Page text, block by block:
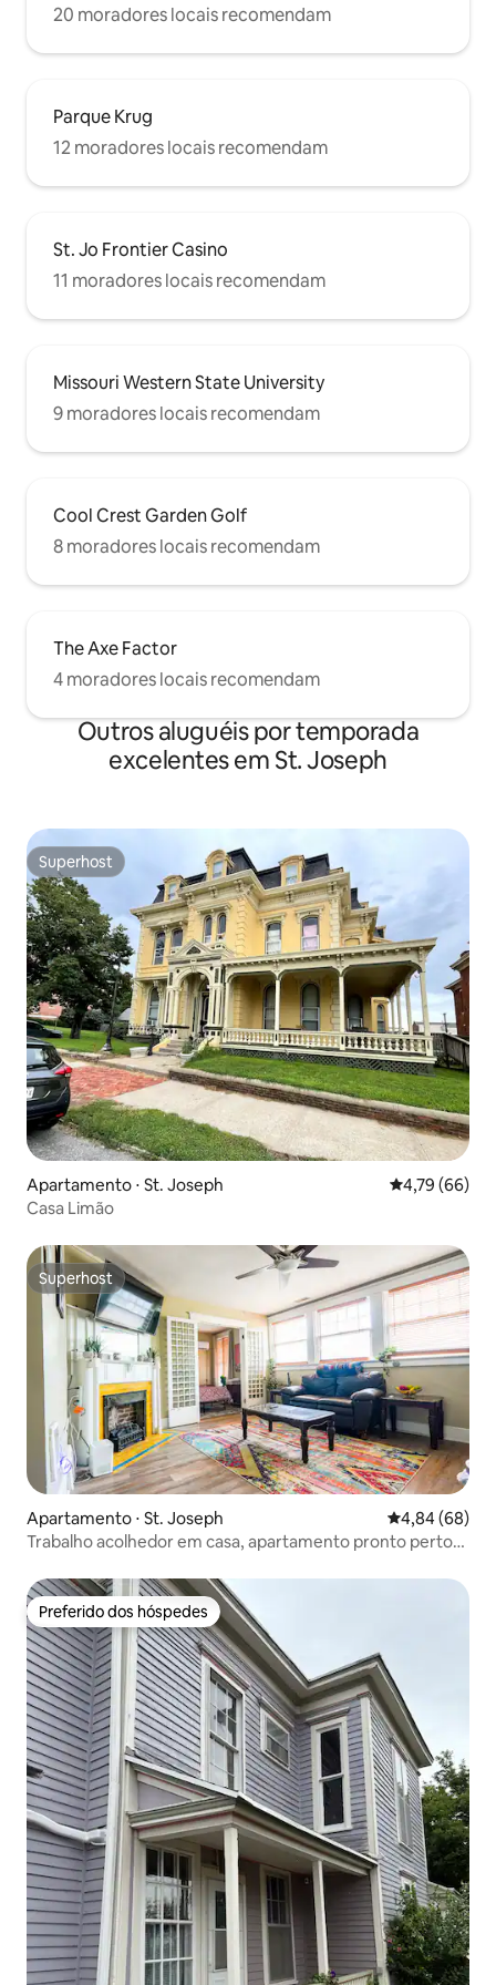
20 moradores locais recomendam
Parque Krug
12 moradores locais recomendam
St. Jo Frontier Casino
11 moradores locais recomendam
Missouri Western State University
9 moradores locais recomendam
Cool Crest Garden Golf
8 moradores locais recomendam
The Axe Factor
4 moradores locais recomendam
Outros aluguéis por temporada
excelentes em St. Joseph
Superhost
Superhost
Apartamento ⋅ St. Joseph 4,79 de uma
4,79 (66)
Casa Limão
Superhost
Superhost
Apartamento ⋅ St. Joseph 4,84 de uma
4,84 (68)
Trabalho acolhedor em casa, apartamento pronto perto
Preferido dos hóspedes
Preferido dos hóspedes